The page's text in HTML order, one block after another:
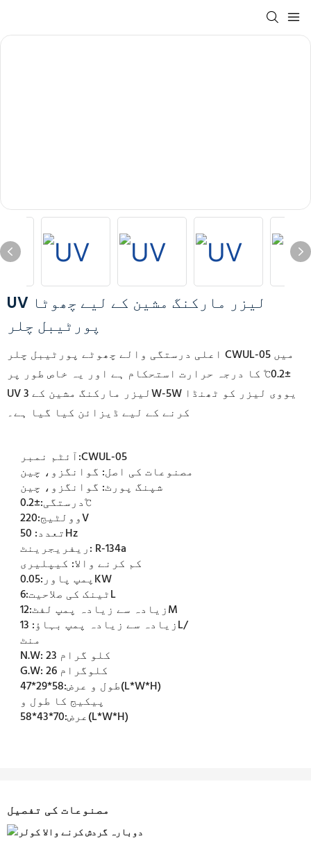
UV لیزر مارکنگ مشین کے لیے چھوٹا
پورٹیبل چلر
اعلی درستگی والے چھوٹے پورٹیبل چلر CWUL-05 میں
±0.2℃ کا درجہ حرارت استحکام ہے اور یہ خاص طور پر
UV لیزر مارکنگ مشین کے 3W-5W یووی لیزر کو ٹھنڈا
کرنے کے لیے ڈیزائن کیا گیا ہے۔
آئٹم نمبر:CWUL-05
مصنوعات کی اصل: گوانگزو، چین
شپنگ پورٹ: گوانگزو، چین
درستگی:±0.2℃
وولٹیج:220V
تعدد:50Hz
ریفریجرینٹ: R-134a
کم کرنے والا: کیپلیری
پمپ پاور:0.05KW
ٹینک کی صلاحیت:6L
زیادہ سے زیادہ پمپ لفٹ:12M
زیادہ سے زیادہ پمپ بہاؤ: 13L/
منٹ
N.W:
23 کلو گرام
G.W:
26 کلوگرام
طول و عرض:58*29*47(L*W*H)
پیکیج کا طول و
عرض:70*43*58(L*W*H)
مصنوعات کی تفصیل